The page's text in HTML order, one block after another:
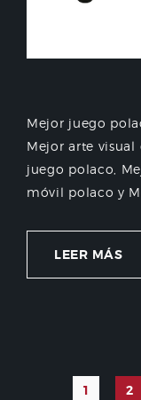
Mejor juego
Mejor arte
juego polaco,
móvil polaco y
LEER MÁS
1 2